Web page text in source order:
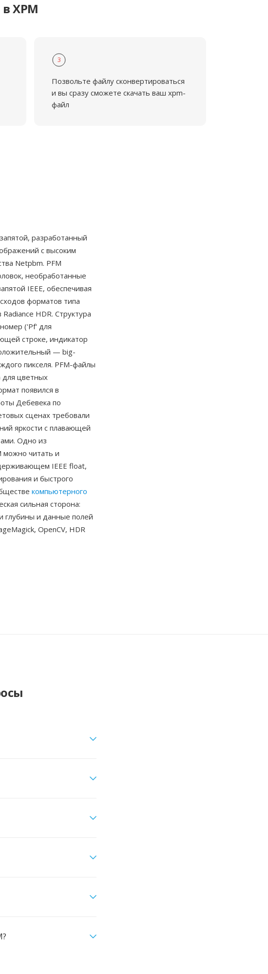
XPM
3
Позвольте файлу сконвертироваться
и вы сразу сможете скачать ваш xpm-
файл
разработанный
с высоким
Netpbm. PFM
необработанные
IEEE, обеспечивая
форматов типа
HDR. Структура
('Pf' для
строке, индикатор
— big-
пикселя. PFM-файлы
для цветных
появился в
Дебевека по
сценах требовали
яркости с плавающей
Одно из
можно читать и
IEEE float,
и быстрого
компьютерного
сильная сторона:
глубины и данные полей
OpenCV, HDR